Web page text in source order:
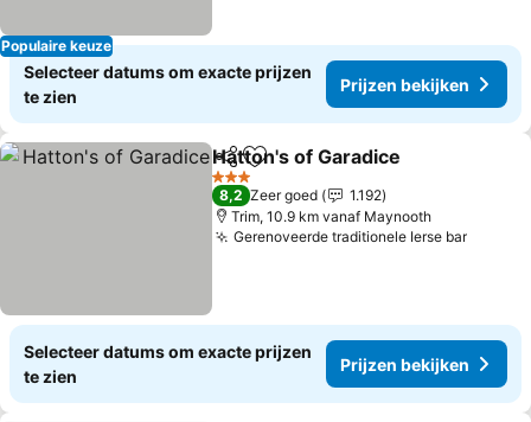
Populaire keuze
Selecteer datums om exacte prijzen
te zien
Prijzen bekijken
DelenToevoegen aan favorieten
Hatton's of Garadice
3 Sterren
8,2 Zeer goed
1.192
Trim, 10.9 km vanaf Maynooth
Gerenoveerde traditionele Ierse bar
Selecteer datums om exacte prijzen
te zien
Prijzen bekijken